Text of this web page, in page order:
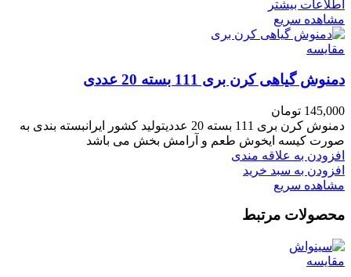
اطلاعات بیشتر
مشاهده سریع
مقایسه
دمنوش گیاهی کرن بری 111 بسته 20 عددی
145,000 تومان
دمنوش کرن بری 111 بسته 20 عددیتولید کشور ایرانبسته بندی به
صورت کیسه ایخوش طعم و آرامش بخش می باشد
افزودن به علاقه مندی
افزودن به سبد خرید
مشاهده سریع
محصولات مرتبط
مقایسه